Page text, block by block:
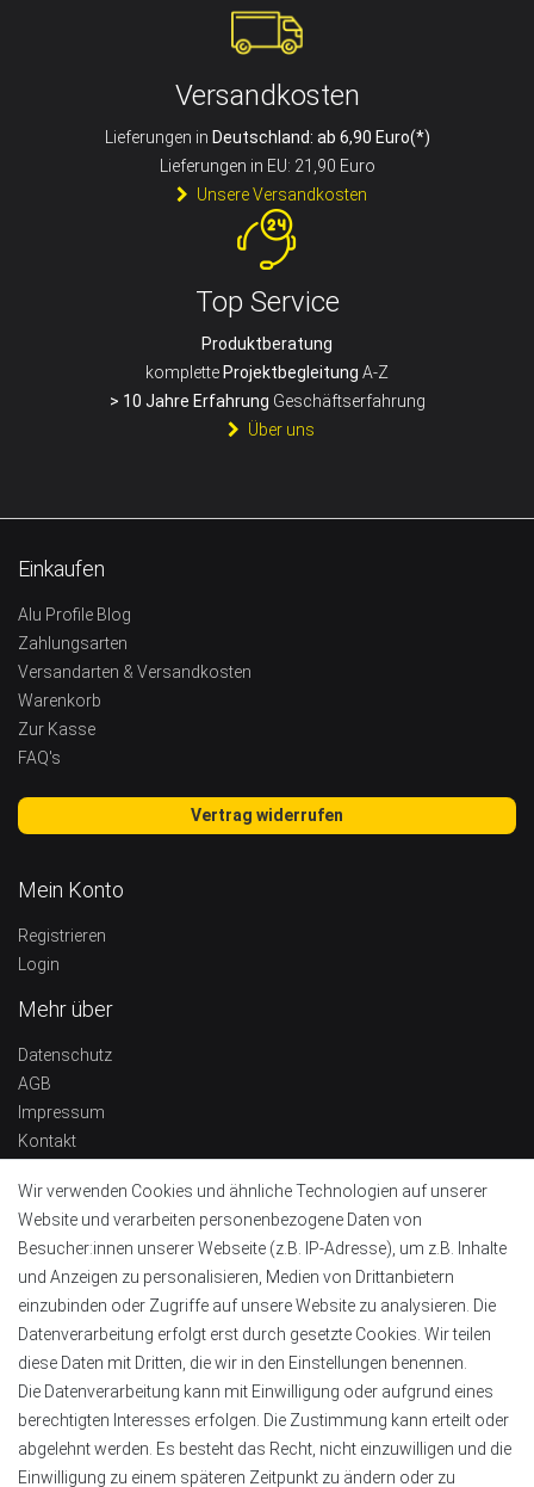
Wir verwenden Cookies und ähnliche Technologien auf unserer
Website und verarbeiten personenbezogene Daten von
Besucher:innen unserer Webseite (z.B. IP-Adresse), um z.B. Inhalte
und Anzeigen zu personalisieren, Medien von Drittanbietern
einzubinden oder Zugriffe auf unsere Website zu analysieren. Die
Datenverarbeitung erfolgt erst durch gesetzte Cookies. Wir teilen
diese Daten mit Dritten, die wir in den Einstellungen benennen.
Die Datenverarbeitung kann mit Einwilligung oder aufgrund eines
berechtigten Interesses erfolgen. Die Zustimmung kann erteilt oder
abgelehnt werden. Es besteht das Recht, nicht einzuwilligen und die
Einwilligung zu einem späteren Zeitpunkt zu ändern oder zu
Versandkosten
Lieferungen in Deutschland: ab 6,90 Euro(*)
Lieferungen in EU: 21,90 Euro
Unsere Versandkosten
Top Service
Produktberatung
komplette Projektbegleitung A-Z
> 10 Jahre Erfahrung Geschäftserfahrung
Über uns
Einkaufen
Alu Profile Blog
Zahlungsarten
Versandarten & Versandkosten
Warenkorb
Zur Kasse
FAQ's
Vertrag widerrufen
Mein Konto
Registrieren
Login
Mehr über
Datenschutz
AGB
Impressum
Kontakt
Barrierefreiheitserklärung
Kontaktinformationen
Tel.:+49 4151 8381003
E-Mail: info@alu-profile-led.de
WhatsApp:+49 4151 8381003
Zahlung und Lieferung